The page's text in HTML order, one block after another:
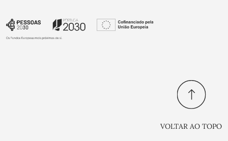
VOLTAR AO TOPO